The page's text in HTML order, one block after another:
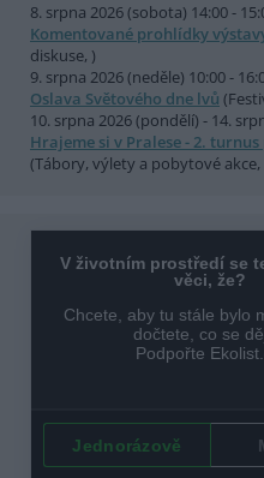
8. srpna 2026 (sobota) 14:00 -
Komentované prohlídky
diskuse, )
9. srpna 2026 (neděle) 10:00 -
Oslava Světového dne lvů
10. srpna 2026 (pondělí) - 14.
Hrajeme si v Pralese - 2.
(Tábory, výlety a pobytové akce,